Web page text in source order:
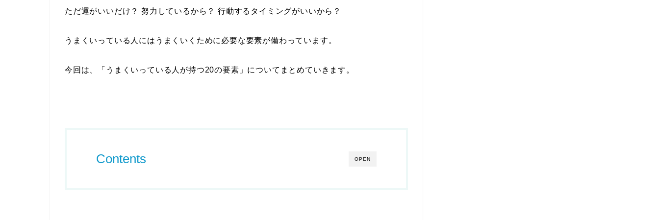
ただ運がいいだけ？ 努力しているから？ 行動するタイミングがいいから？
うまくいっている人にはうまくいくために必要な要素が備わっています。
今回は、「うまくいっている人が持つ20の要素」についてまとめていきます。
OPEN
Contents